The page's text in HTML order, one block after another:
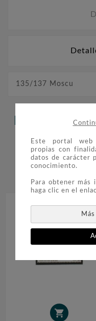
Este portal web
propias con
datos de carácter
conocimiento.
Para obtener más
haga clic en el
135/137 Moscu
LOS
ESTE
